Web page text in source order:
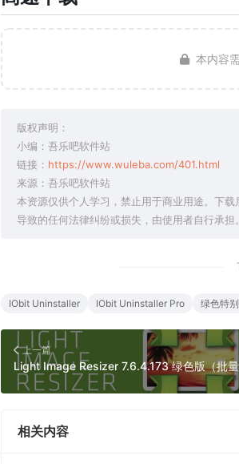
本内容
版权声明：
小编：吾乐吧软件站
链接： https://www.wuleba.com/401.html
来源：吾乐吧软件站
本资源仅供个人学习，禁止用于商业用途。下
导致的任何法律纠纷或损失，由使用者自行承担。
IObit Uninstaller IObit Uninstaller Pro 绿色特
上一篇
相关内容